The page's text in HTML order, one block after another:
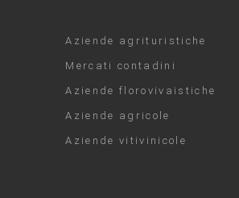
Aziende agrituristiche
Mercati contadini
Aziende florovivaistiche
Aziende agricole
Aziende vitivinicole